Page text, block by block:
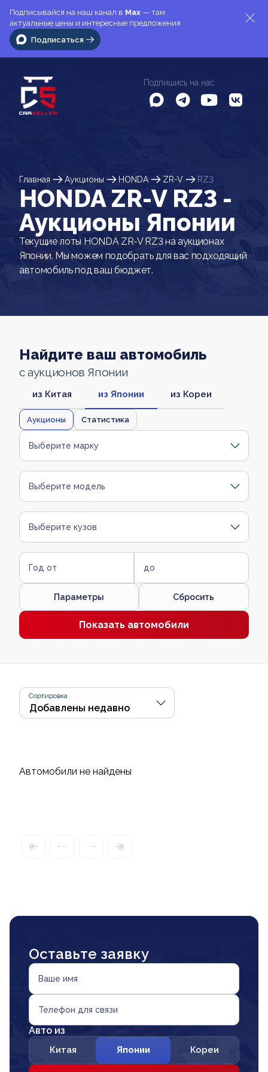
Подписывайся на наш канал в Max — там
актуальные цены и интересные предложения
Подписаться
Подпишись на нас
Главная Аукционы HONDA ZR-V RZ3
HONDA ZR-V RZ3 -
Аукционы Японии
Текущие лоты HONDA ZR-V RZ3 на аукционах
Японии. Мы можем подобрать для вас подходящий
автомобиль под ваш бюджет.
Найдите ваш автомобиль
с аукционов Японии
из Китая из Японии из Кореи
Аукционы Статистика
Выберите марку
Выберите модель
Выберите кузов
Год от до
Параметры Сбросить
Показать автомобили
Сортировка
Автомобили не найдены
Оставьте заявку
Ваше имя
Телефон для связи
Авто из
Китая Японии Кореи